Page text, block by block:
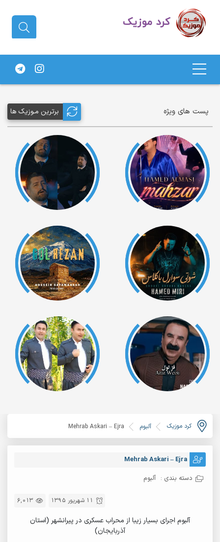
های کردی
پست های ویژه برترین مـوزیک ها
کرد موزیک آلبوم Mehrab Askari – Ejra
Mehrab Askari – Ejra
دسته بندی : آلبوم
6,013 11 شهریور 1395
آلبوم اجرای بسیار زیبا از محراب عسکری در پیرانشهر (استان
آذربایجان)